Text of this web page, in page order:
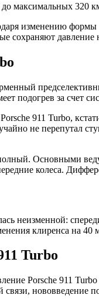
максимальных 320
изменению
сохраняют давление
подогрев за счет
911 Turbo,
не перепутал
Основными
колеса.
неизменной:
клиренса на 40
Turbo
Porsche 911
нововведение